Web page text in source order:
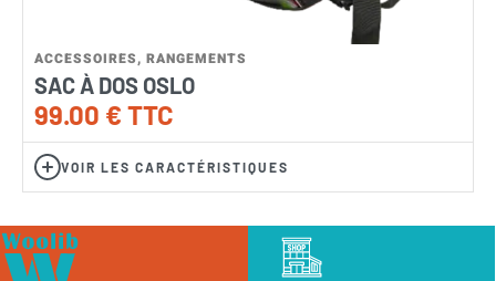
ACCESSOIRES, RANGEMENTS
SAC À DOS OSLO
99.00 € TTC
VOIR LES CARACTÉRISTIQUES